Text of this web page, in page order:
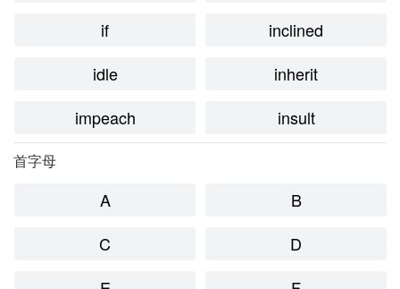
if
inclined
idle
inherit
impeach
insult
首字母
A
B
C
D